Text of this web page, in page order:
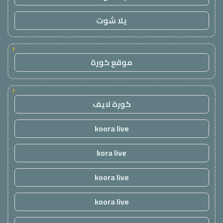
يلا شوت
!
موقع كورة
!
كورة لايف
koora live
kora live
koora live
koora live